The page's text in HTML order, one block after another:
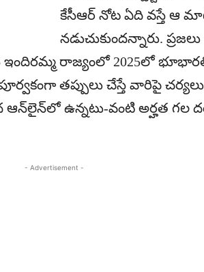
కేసీఆర్‌ నోట ఏది వస్తే ఆ
నడుచుకుందన్నారు.
ఇందిరమ్మ రాజ్యంలో 2025లో
తప్పులు చేస్తే వారిపై
ఉన్నటు-వంటి అర్హత గల
- Advertisement -